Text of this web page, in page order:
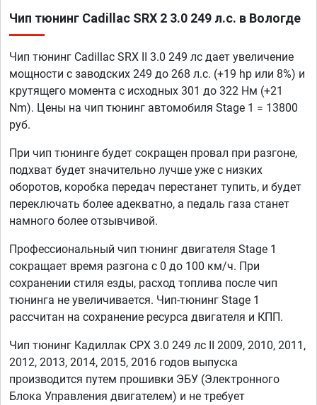
Чип тюнинг Cadillac SRX 2 3.0 249 л.с. в Вологде
Чип тюнинг Cadillac SRX II 3.0 249 лс дает увеличение
мощности с заводских 249 до 268 л.с. (+19 hp или 8%) и
крутящего момента с исходных 301 до 322 Нм (+21
Nm). Цены на чип тюнинг автомобиля Stage 1 = 13800
руб.
При чип тюнинге будет сокращен провал при разгоне,
подхват будет значительно лучше уже с низких
оборотов, коробка передач перестанет тупить, и будет
переключать более адекватно, а педаль газа станет
намного более отзывчивой.
Профессиональный чип тюнинг двигателя Stage 1
сокращает время разгона с 0 до 100 км/ч. При
сохранении стиля езды, расход топлива после чип
тюнинга не увеличивается. Чип-тюнинг Stage 1
рассчитан на сохранение ресурса двигателя и КПП.
Чип тюнинг Кадиллак СРХ 3.0 249 лс II 2009, 2010, 2011,
2012, 2013, 2014, 2015, 2016 годов выпуска
производится путем прошивки ЭБУ (Электронного
Блока Управления двигателем) и не требует